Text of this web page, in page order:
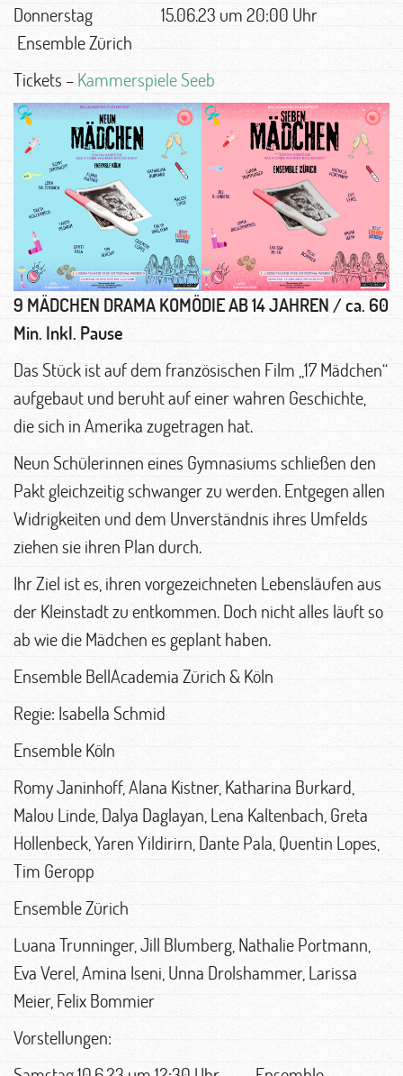
Donnerstag 15.06.23 um 20:00 Uhr
Ensemble Zürich
Tickets –Kammerspiele Seeb
9 MÄDCHEN DRAMA KOMÖDIE AB 14 JAHREN / ca. 60
Min. Inkl. Pause
Das Stück ist auf dem französischen Film „17 Mädchen“
aufgebaut und beruht auf einer wahren Geschichte,
die sich in Amerika zugetragen hat.
Neun Schülerinnen eines Gymnasiums schließen den
Pakt gleichzeitig schwanger zu werden. Entgegen allen
Widrigkeiten und dem Unverständnis ihres Umfelds
ziehen sie ihren Plan durch.
Ihr Ziel ist es, ihren vorgezeichneten Lebensläufen aus
der Kleinstadt zu entkommen. Doch nicht alles läuft so
ab wie die Mädchen es geplant haben.
Ensemble BellAcademia Zürich & Köln
Regie: Isabella Schmid
Ensemble Köln
Romy Janinhoff, Alana Kistner, Katharina Burkard,
Malou Linde, Dalya Daglayan, Lena Kaltenbach, Greta
Hollenbeck, Yaren Yildirirn, Dante Pala, Quentin Lopes,
Tim Geropp
Ensemble Zürich
Luana Trunninger, Jill Blumberg, Nathalie Portmann,
Eva Verel, Amina Iseni, Unna Drolshammer, Larissa
Meier, Felix Bommier
Vorstellungen: